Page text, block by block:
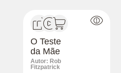
O Teste
da Mãe
Autor: Rob
Fitzpatrick